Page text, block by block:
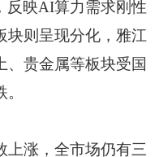
反映AI算力需求刚性
块则呈现分化，雅江
、贵金属等板块受国
涨，全市场仍有三